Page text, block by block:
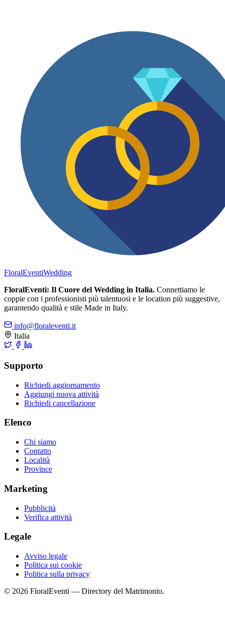
FloralEventiWedding
FloralEventi: Il Cuore del Wedding in Italia. Connettiamo le
coppie con i professionisti più talentuosi e le location più suggestive,
garantendo qualità e stile Made in Italy.
info@floraleventi.it
Italia
Supporto
Richiedi aggiornamento
Aggiungi nuova attività
Richiedi cancellazione
Elenco
Chi siamo
Contatto
Località
Province
Marketing
Pubblicità
Verifica attività
Legale
Avviso legale
Politica sui cookie
Politica sulla privacy
© 2026 FloralEventi — Directory del Matrimonio.